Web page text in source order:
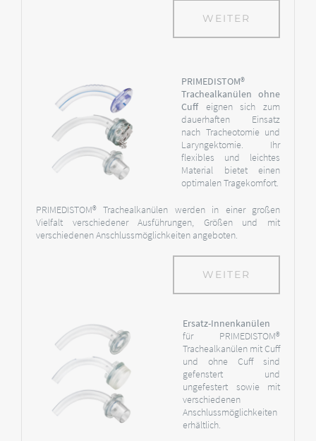
WEITER
PRIMEDISTOM®
Trachealkanülen ohne
Cuffeignen sich zum
dauerhaften Einsatz
nach Tracheotomie und
Laryngektomie. Ihr
flexibles und leichtes
Material bietet einen
optimalen Tragekomfort.
PRIMEDISTOM® Trachealkanülen werden in einer großen
Vielfalt verschiedener Ausführungen, Größen und mit
verschiedenen Anschlussmöglichkeiten angeboten.
WEITER
Ersatz-Innenkanülen
für PRIMEDISTOM®
Trachealkanülen mit Cuff
und ohne Cuff sind
gefenstert und
ungefestert sowie mit
verschiedenen
Anschlussmöglichkeiten
erhältlich.